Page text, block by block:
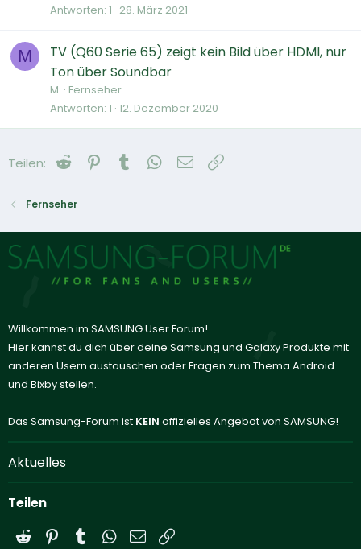
Antworten 1 28. März 2021
M
TV (Q60 Serie 65) zeigt kein Bild über HDMI, nur
Ton über Soundbar
M. Fernseher
Antworten 1 12. Dezember 2020
Teilen: Reddit Pinterest
Tumblr WhatsApp
E-Mail
Fernseher
Willkommen im SAMSUNG User Forum!
Hier kannst du dich über deine Samsung und Galaxy Produkte mit
anderen Usern austauschen oder Fragen zum Thema Android
und Bixby stellen.
Das Samsung-Forum ist KEIN offizielles Angebot von SAMSUNG!
Aktuelles
Teilen
Reddit PinterestTumblrWhatsApp
E-Mail